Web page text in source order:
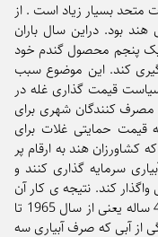
متحد بسیار زیاد است . از
برای هند بود. دراین سال باران
یک پنجم محصول گندم خود
کند. این موضوع سبب
قیمت گذاری غله در
کنندگان شهری برای
قیمت حمایتی غلات برای
هند به ارقام پر
سرمایه گذاری کنند و
کند. نتیجه ی کار آن
بود که محصول غله ی هند در یک دوره ی 40 ساله یعنی از سال 1965 تا
از آبی که صرف آبیاری سه